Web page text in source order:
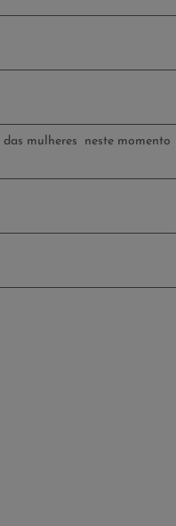
mulheres neste momento